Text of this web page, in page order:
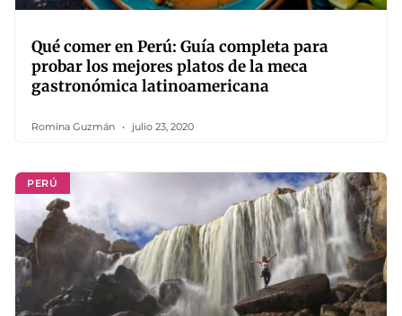
Qué comer en Perú: Guía completa para
probar los mejores platos de la meca
gastronómica latinoamericana
Romina Guzmán julio 23, 2020
PERÚ